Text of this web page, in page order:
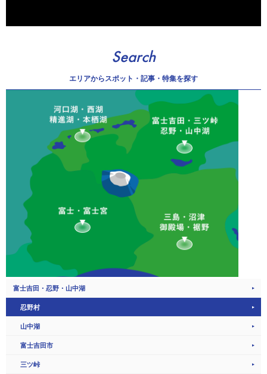
Search
エリアからスポット・記事・特集を探す
富士吉田・忍野・山中湖
忍野村
山中湖
富士吉田市
三ツ峠